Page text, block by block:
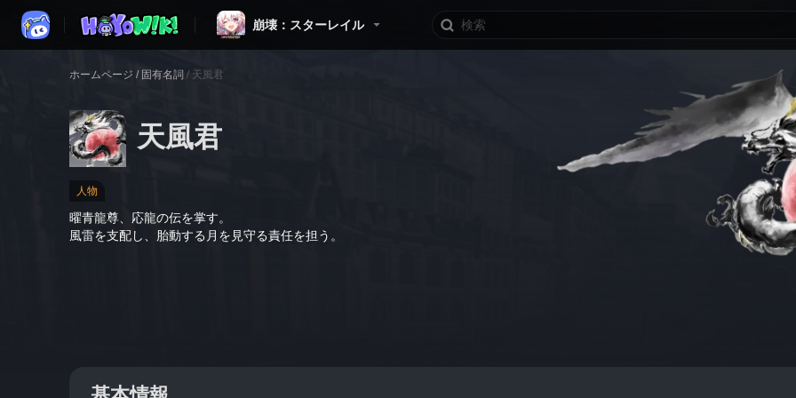
崩壊：スターレイル
ホームページ / 固有名詞 / 天風君
天風君
人物
曜青龍尊、応龍の伝を掌す。
風雷を支配し、胎動する月を見守る責任を担う。